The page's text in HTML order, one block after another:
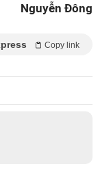
Nguyễn Đông
Copy link